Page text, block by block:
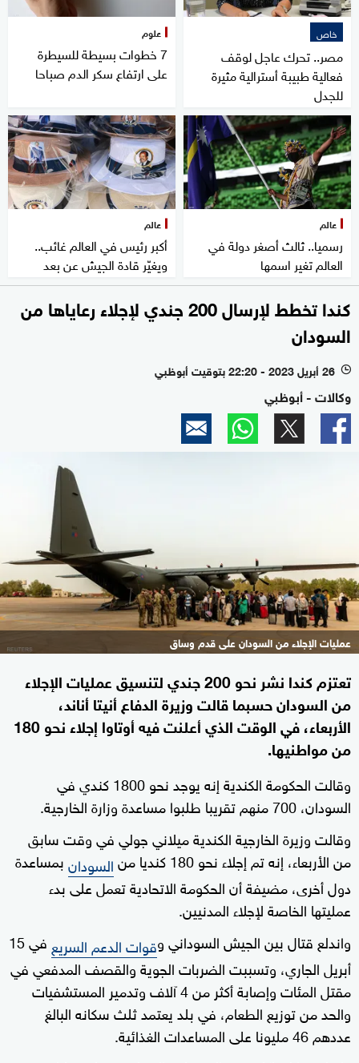
خاص
مصر.. تحرك عاجل لوقف
فعالية طبيبة أسترالية مثيرة
للجدل
علوم
7 خطوات بسيطة للسيطرة
على ارتفاع سكر الدم صباحا
عالم
رسميا.. ثالث أصغر دولة في
العالم تغير اسمها
عالم
أكبر رئيس في العالم غائب..
ويغيّر قادة الجيش عن بعد
كندا تخطط لإرسال 200 جندي لإجلاء رعاياها من
السودان
l 26 أبريل 2023 - 22:20 بتوقيت أبوظبي
وكالات - أبوظبي
عمليات الإجلاء من السودان على قدم وساق
تعتزم كندا نشر نحو 200 جندي لتنسيق عمليات الإجلاء
من السودان حسبما قالت وزيرة الدفاع أنيتا أناند،
الأربعاء، في الوقت الذي أعلنت فيه أوتاوا إجلاء نحو 180
من مواطنيها.
وقالت الحكومة الكندية إنه يوجد نحو 1800 كندي في
السودان، 700 منهم تقريبا طلبوا مساعدة وزارة الخارجية.
وقالت وزيرة الخارجية الكندية ميلاني جولي في وقت سابق
من الأربعاء، إنه تم إجلاء نحو 180 كنديا من
السودانبمساعدة
دول أخرى، مضيفة أن الحكومة الاتحادية تعمل على بدء
عمليتها الخاصة لإجلاء المدنيين.
واندلع قتال بين الجيش السوداني وقوات الدعم السريع
في 15
أبريل الجاري، وتسببت الضربات الجوية والقصف المدفعي في
مقتل المئات وإصابة أكثر من 4 آلاف وتدمير المستشفيات
والحد من توزيع الطعام، في بلد يعتمد ثلث سكانه البالغ
عددهم 46 مليونا على المساعدات الغذائية.